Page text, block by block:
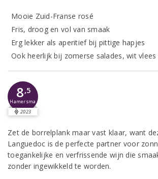
Mooie Zuid-Franse rosé
Fris, droog en vol van smaak
Erg lekker als aperitief bij pittige hapjes
Ook heerlijk bij zomerse salades, wit
8,5
Hamersma
2023
Zet de borrelplank maar vast klaar, want
Languedoc is de perfecte partner voor
toegankelijke en verfrissende wijn die
zonder ingewikkeld te worden.